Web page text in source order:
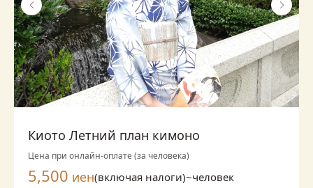
Киото Летний план кимоно
Цена при онлайн-оплате (за человека)
5,500 иен(включая налоги)~человек